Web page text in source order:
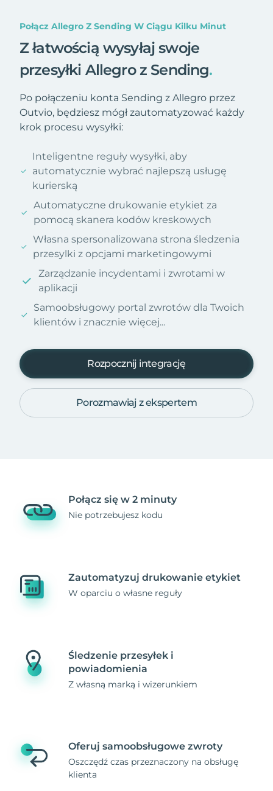
Połącz Allegro Z Sending W Ciągu Kilku Minut
Z łatwością wysyłaj swoje
przesyłki Allegro z Sending.
Po połączeniu konta Sending z Allegro przez
Outvio, będziesz mógł zautomatyzować każdy
krok procesu wysyłki:
Inteligentne reguły wysyłki, aby
automatycznie wybrać najlepszą usługę
kurierską
Automatyczne drukowanie etykiet za
pomocą skanera kodów kreskowych
Własna spersonalizowana strona śledzenia
przesylki z opcjami marketingowymi
Zarządzanie incydentami i zwrotami w
aplikacji
Samoobsługowy portal zwrotów dla Twoich
klientów i znacznie więcej...
Rozpocznij integrację
Porozmawiaj z ekspertem
Połącz się w 2 minuty
Nie potrzebujesz kodu
Zautomatyzuj drukowanie etykiet
W oparciu o własne reguły
Śledzenie przesyłek i
powiadomienia
Z własną marką i wizerunkiem
Oferuj samoobsługowe zwroty
Oszczędź czas przeznaczony na obsługę
klienta